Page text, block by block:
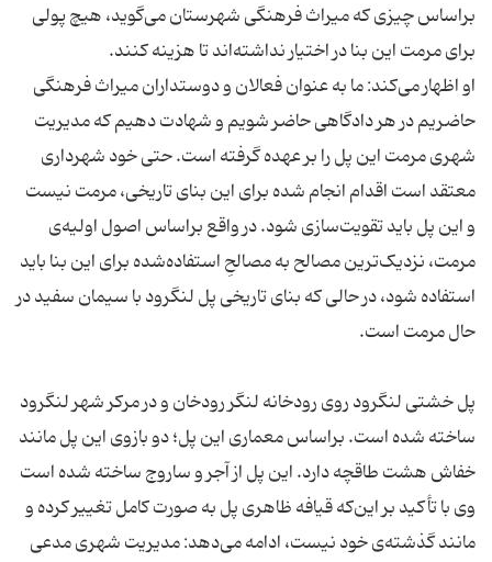
براساس چیزی که میراث فرهنگی شهرستان می‌گوید، هیچ پولی
او اظهار می‌کند:‌ ما به عنوان فعالان و دوستداران میراث فرهنگی
حاضریم در هر دادگاهی حاضر شویم و شهادت دهیم که مدیریت
شهری مرمت این پل را بر عهده گرفته است. حتی خود شهرداری
معتقد است اقدام انجام شده برای این بنای تاریخی، مرمت نیست
و این پل باید تقویت‌سازی شود. در واقع براساس اصول اولیه‌ی
مرمت، نزدیک‌ترین مصالح به مصالحِ استفاده‌شده برای این بنا باید
استفاده شود، در حالی که بنای تاریخی پل لنگرود با سیمان سفید در
پل خشتی لنگرود روی رودخانه لنگر رودخان و در مرکر شهر لنگرود
ساخته شده است. براساس معماری این پل؛ دو بازوی این پل مانند
وی با تأکید بر این‌که قیافه ظاهری پل به صورت کامل تغییر کرده و
مانند گذشته‌ی خود نیست، ادامه می‌دهد: مدیریت شهری مدعی